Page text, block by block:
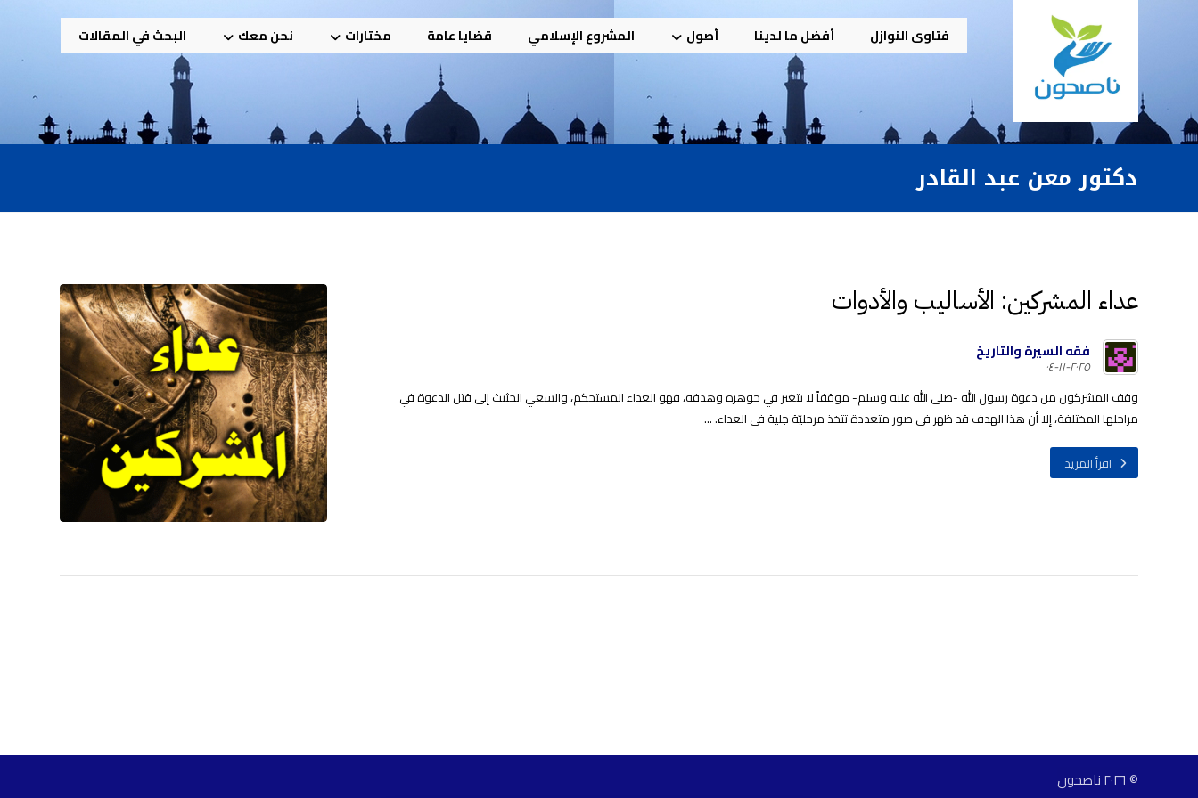
فتاوى النوازل أفضل ما لدينا أصول المشروع الإسلامي قضايا عامة مختارات نحن معك البحث في المقالات
دكتور معن عبد القادر
عداء المشركين: الأساليب والأدوات
فقه السيرة والتاريخ
٢٠٢٥-١١-٠٤
وقف المشركون من دعوة رسول الله -صلى الله عليه وسلم- موقفاً لا يتغير في جوهره وهدفه، فهو العداء المستحكم، والسعي الحثيث إلى قتل الدعوة في
مراحلها المختلفة، إلا أن هذا الهدف قد ظهر في صور متعددة تتخذ مرحليّة جلية في العداء. ...
اقرأ المزيد
© ٢٠٢٦ ناصحون